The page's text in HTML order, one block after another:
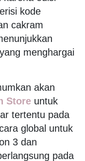
kode
cakram
menghargai
akan
Store untuk
tertentu pada
global untuk
3 dan
pada